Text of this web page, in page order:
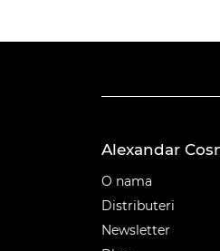
Alexandar
O nama
Distributeri
Newsletter